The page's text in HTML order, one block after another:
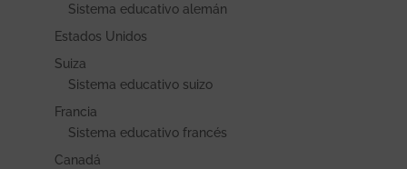
Sistema educativo alemán
Estados Unidos
Suiza
Sistema educativo suizo
Francia
Sistema educativo francés
Canadá